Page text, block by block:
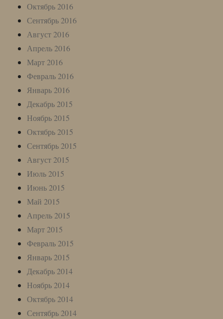
Октябрь 2016
Сентябрь 2016
Август 2016
Апрель 2016
Март 2016
Февраль 2016
Январь 2016
Декабрь 2015
Ноябрь 2015
Октябрь 2015
Сентябрь 2015
Август 2015
Июль 2015
Июнь 2015
Май 2015
Апрель 2015
Март 2015
Февраль 2015
Январь 2015
Декабрь 2014
Ноябрь 2014
Октябрь 2014
Сентябрь 2014